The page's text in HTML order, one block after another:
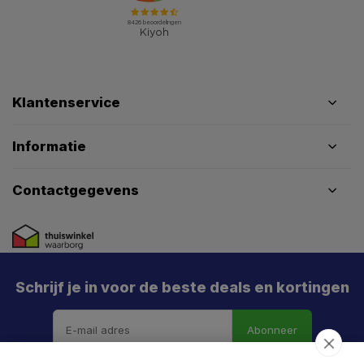
Klantenservice
Informatie
Contactgegevens
Schrijf je in voor de beste deals en kortingen
Abonneer